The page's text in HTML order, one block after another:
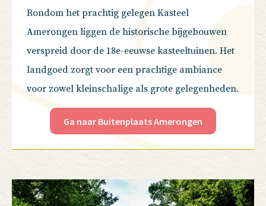
Rondom het prachtig gelegen Kasteel
Amerongen liggen de historische bijgebouwen
verspreid door de 18e-eeuwse kasteeltuinen. Het
landgoed zorgt voor een prachtige ambiance
voor zowel kleinschalige als grote gelegenheden.
Ga naar Buitenplaats Amerongen